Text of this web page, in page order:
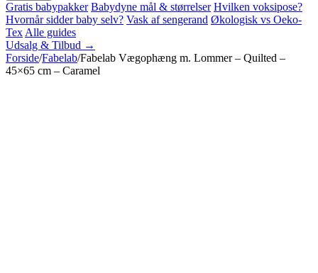
Gratis babypakker Babydyne mål & størrelser Hvilken voksipose?
Hvornår sidder baby selv? Vask af sengerand Økologisk vs Oeko-
Tex Alle guides
Udsalg & Tilbud →
Forside/Fabelab/Fabelab Vægophæng m. Lommer – Quilted –
45×65 cm – Caramel